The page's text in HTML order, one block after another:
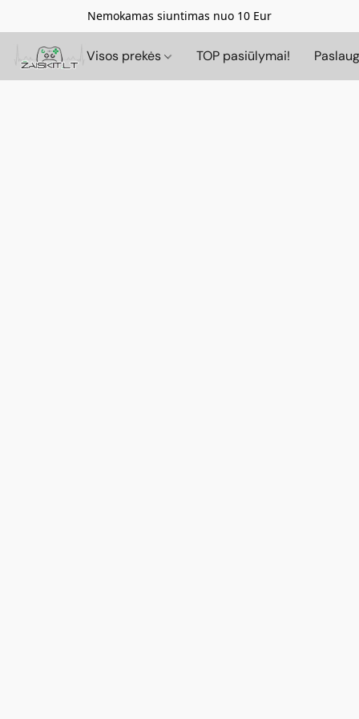
Nemokamas siuntimas nuo 10 Eur
Visos prekės TOP pasiūlymai!